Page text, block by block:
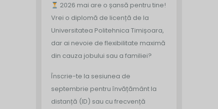
2026 mai are o șansă pentru tine!
Vrei o diplomă de licență de la
Universitatea Politehnica Timișoara,
dar ai nevoie de flexibilitate maximă
din cauza jobului sau a familiei?
Înscrie-te la sesiunea de
septembrie pentru învățământ la
distanță (ID) sau cu frecvență